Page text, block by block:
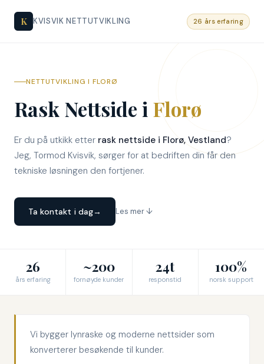
K KVISVIK NETTUTVIKLING 26 års erfaring
NETTUTVIKLING I FLORØ
Rask Nettside i Florø
Er du på utkikk etter rask nettside i Florø, Vestland?
Jeg, Tormod Kvisvik, sørger for at bedriften din får den
tekniske løsningen den fortjener.
Ta kontakt i dag→ Les mer ↓
26
års erfaring
~200
fornøyde kunder
24t
responstid
100%
norsk support
Vi bygger lynraske og moderne nettsider som
konverterer besøkende til kunder.